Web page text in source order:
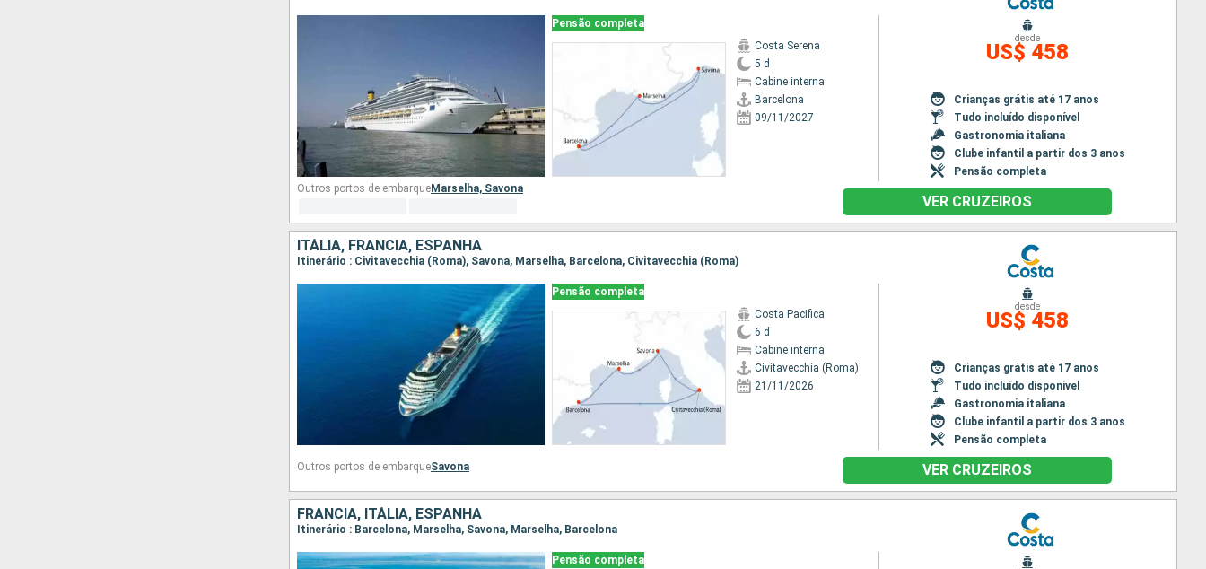
Pensão completa
Costa Serena
5 d
Cabine interna
Barcelona
09/11/2027
desde
US$ 458
Crianças grátis até 17 anos
Tudo incluído disponível
Gastronomia italiana
Clube infantil a partir dos 3 anos
Pensão completa
Outros portos de embarqueMarselha, Savona
VER CRUZEIROS
ITÁLIA, FRANCIA, ESPANHA
Itinerário : Civitavecchia (Roma), Savona, Marselha, Barcelona, Civitavecchia (Roma)
Pensão completa
Costa Pacifica
6 d
Cabine interna
Civitavecchia (Roma)
21/11/2026
desde
US$ 458
Crianças grátis até 17 anos
Tudo incluído disponível
Gastronomia italiana
Clube infantil a partir dos 3 anos
Pensão completa
Outros portos de embarqueSavona VER CRUZEIROS
FRANCIA, ITÁLIA, ESPANHA
Itinerário : Barcelona, Marselha, Savona, Marselha, Barcelona
Pensão completa